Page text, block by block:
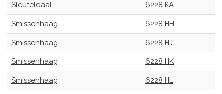
Sleuteldaal 6228 KA
Smissenhaag 6228 HH
Smissenhaag 6228 HJ
Smissenhaag 6228 HK
Smissenhaag 6228 HL